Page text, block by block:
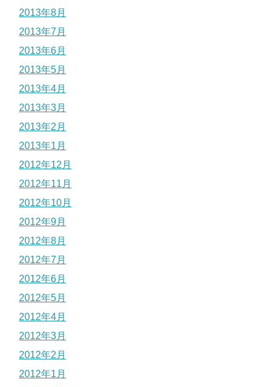
2013年8月
2013年7月
2013年6月
2013年5月
2013年4月
2013年3月
2013年2月
2013年1月
2012年12月
2012年11月
2012年10月
2012年9月
2012年8月
2012年7月
2012年6月
2012年5月
2012年4月
2012年3月
2012年2月
2012年1月